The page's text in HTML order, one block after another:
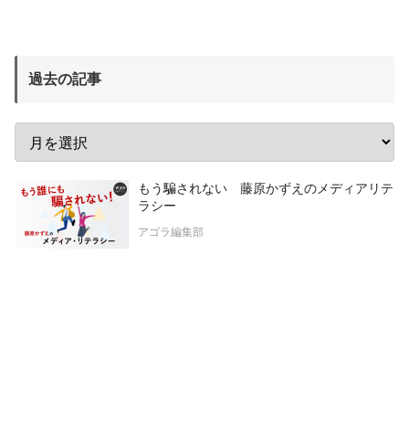
過去の記事
もう騙されない 藤原かずえのメディアリテ
ラシー
アゴラ編集部